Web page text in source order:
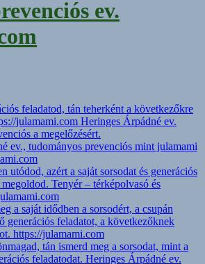
ev.
feladatod, tán teherként a következőkre
julamami.com Heringes Árpádné ev.
a megelőzésért.
ev., tudományos prevenciós mint julamami
utódod, azért a saját sorsodat és generációs
Tenyér – térképolvasó és
a saját idődben a sorsodért, a csupán
generációs feladatot, a következőknek
https://julamami.com
tán ismerd meg a sorsodat, mint a
feladatodat. Heringes Árpádné ev.